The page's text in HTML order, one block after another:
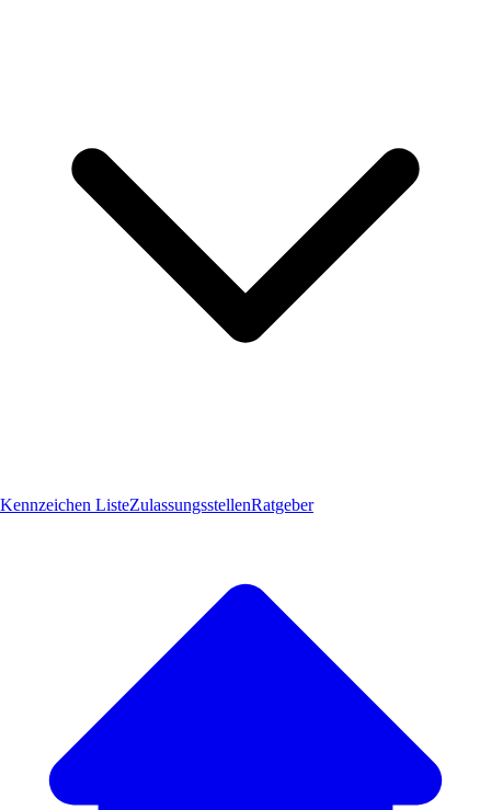
Kennzeichen ListeZulassungsstellenRatgeber